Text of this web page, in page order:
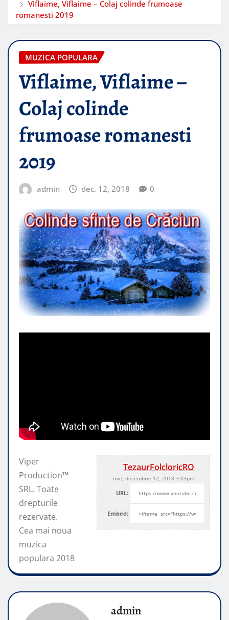
Viflaime, Viflaime – Colaj colinde frumoase
romanesti 2019
MUZICA POPULARA
Viflaime, Viflaime –
Colaj colinde
frumoase romanesti
2019
admin dec. 12, 2018 0
TezaurFolcloricRO
mie, decembrie 12, 2018 3:03pm
URL:
Embed:
Viper
Production™
SRL. Toate
drepturile
rezervate.
Cea mai noua
muzica
populara 2018
admin